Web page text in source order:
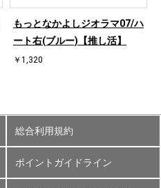
もっとなかよしジオラマ07/ハ
ート右(ブルー)【推し活】
￥1,320
総合利用規約
ポイントガイドライン